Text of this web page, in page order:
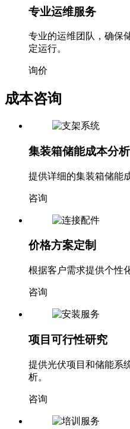
专业运维服务
专业的运维团队，确保
定运行。
询价
成本咨询
集装箱储能成本分析
提供详细的集装箱储能
咨询
价格方案定制
根据客户需求提供个性
咨询
项目可行性研究
提供光伏项目和储能系
析。
咨询